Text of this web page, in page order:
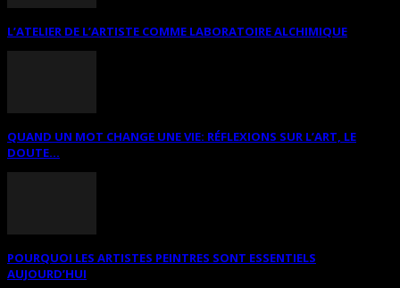
L’ATELIER DE L’ARTISTE COMME LABORATOIRE ALCHIMIQUE
QUAND UN MOT CHANGE UNE VIE: RÉFLEXIONS SUR L’ART, LE
DOUTE...
POURQUOI LES ARTISTES PEINTRES SONT ESSENTIELS
AUJOURD’HUI